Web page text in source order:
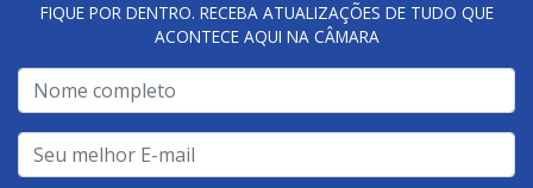
FIQUE POR DENTRO. RECEBA ATUALIZAÇÕES DE TUDO QUE
ACONTECE AQUI NA CÂMARA